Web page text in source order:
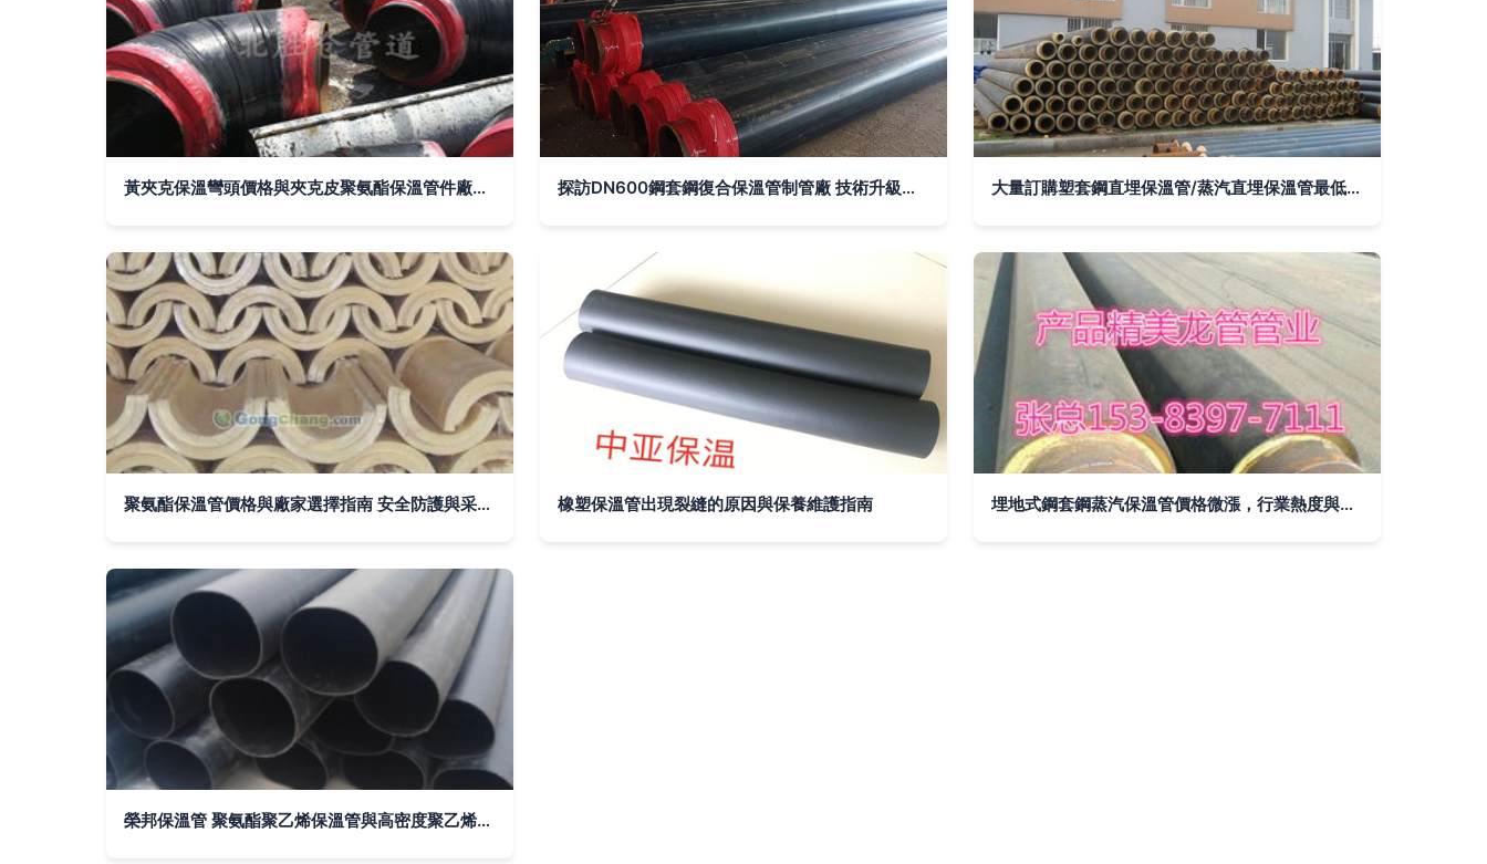
黃夾克保溫彎頭價格與夾克皮聚氨酯保溫管件廠生產解析 探訪DN600鋼套鋼復合保溫管制管廠 技術升級守護能源輸送命脈 大量訂購塑套鋼直埋保溫管/蒸汽直埋保溫管最低價格-產品報價-廊坊市大城保溫材料
聚氨酯保溫管價格與廠家選擇指南 安全防護與采購要點解析 橡塑保溫管出現裂縫的原因與保養維護指南 埋地式鋼套鋼蒸汽保溫管價格微漲，行業熱度與原材料成本共振
榮邦保溫管 聚氨酯聚乙烯保溫管與高密度聚乙烯夾克管的生產標桿